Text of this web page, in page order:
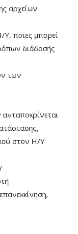
αρχείων
ποιες μπορεί
διάδοσής
των
στον Η/Υ